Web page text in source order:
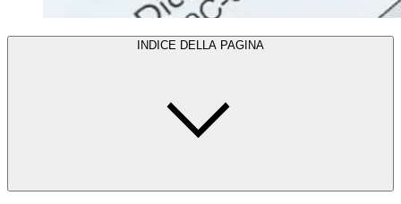
INDICE DELLA PAGINA